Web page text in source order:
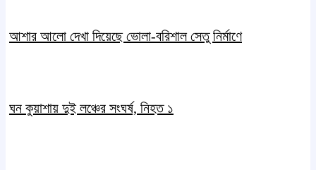
আশার আলো দেখা দিয়েছে ভোলা-বরিশাল সেতু নির্মাণে
ঘন কুয়াশায় দুই লঞ্চের সংঘর্ষ, নিহত ১